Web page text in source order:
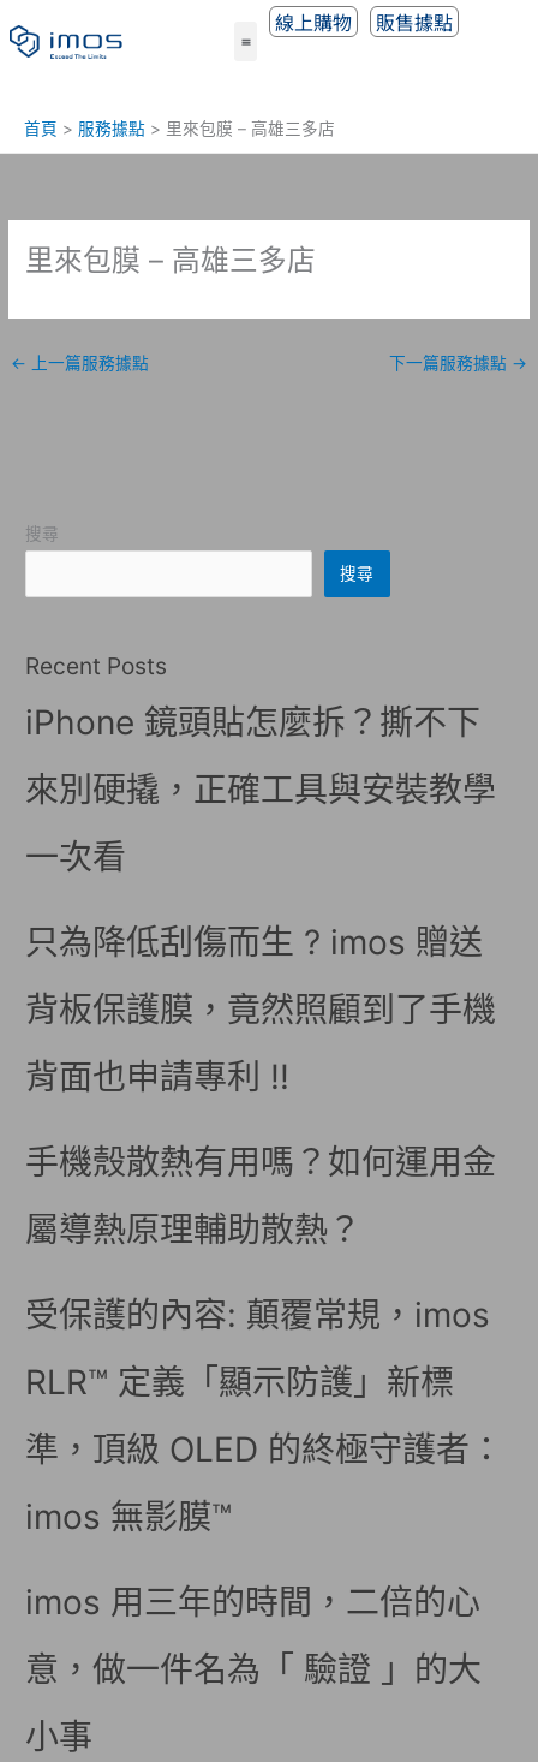
至
線上購物 販售據點
首頁 服務據點 里來包膜 – 高雄三多店
里來包膜 – 高雄三多店
← 上一篇服務據點 下一篇服務據點 →
搜尋
搜尋
Recent Posts
iPhone 鏡頭貼怎麼拆？撕不下
來別硬撬，正確工具與安裝教學
一次看
只為降低刮傷而生 ? imos 贈送
背板保護膜，竟然照顧到了手機
背面也申請專利 !!
手機殼散熱有用嗎？如何運用金
屬導熱原理輔助散熱？
受保護的內容: 顛覆常規，imos
RLR™ 定義「顯示防護」新標
準，頂級 OLED 的終極守護者：
imos 無影膜™
imos 用三年的時間，二倍的心
意，做一件名為「 驗證 」的大
小事